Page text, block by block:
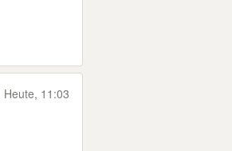
Heute, 11:03